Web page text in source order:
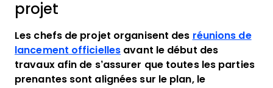
projet
Les chefs de projet organisent des réunions de
lancement officielles avant le début des
travaux afin de s’assurer que toutes les parties
prenantes sont alignées sur le plan, le